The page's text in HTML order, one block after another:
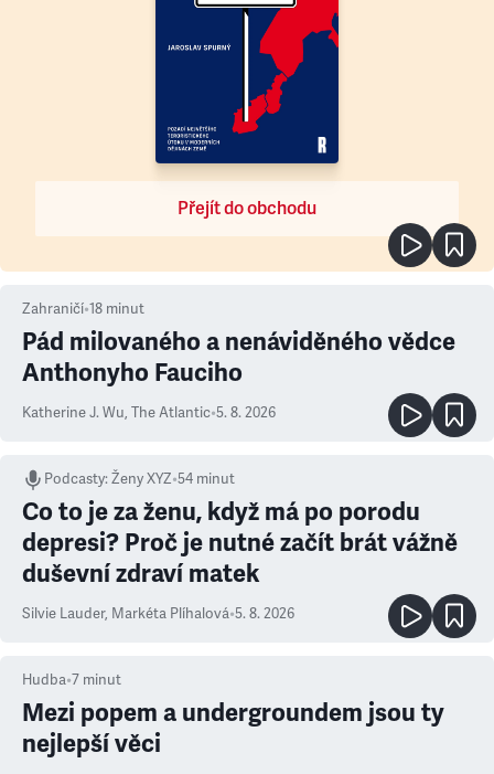
Přejít do obchodu
Zahraničí•18 minut
Pád milovaného a nenáviděného vědce
Anthonyho Fauciho
Katherine J. Wu, The Atlantic•5. 8. 2026
Podcasty:Ženy XYZ•54 minut
Co to je za ženu, když má po porodu
depresi? Proč je nutné začít brát vážně
duševní zdraví matek
Silvie Lauder, Markéta Plíhalová•5. 8. 2026
Hudba•7 minut
Mezi popem a undergroundem jsou ty
nejlepší věci